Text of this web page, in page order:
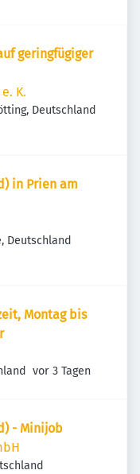
geringfügiger
K.
Deutschland
in Prien am
Deutschland
Montag bis
Veröffentlicht
vor 3 Tagen
- Minijob